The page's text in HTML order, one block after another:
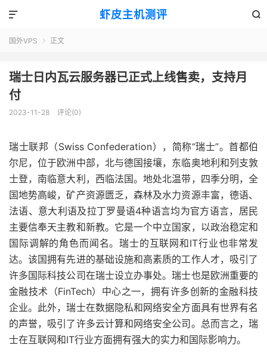
虾皮主机测评 

国外VPS  正文
瑞士日内瓦云服务器已正式上线售卖，支持月
付
2023-11-28 评论(0)
瑞士联邦（Swiss Confederation），简称“瑞士”。首都伯
尔尼，位于欧洲中部，北与德国接壤，东临奥地利和列支敦
士登，南临意大利，西临法国。地处北温带，四季分明，全
国地势高峻，矿产资源匮乏，森林及水力资源丰富，德语、
法语、意大利语及拉丁罗曼语4种语言均为官方语言，居民
主要信奉天主教和新教。它是一个中立国家，以政治稳定和
国际调解的角色而闻名。瑞士的互联网和IT行业也非常发
达。该国拥有先进的基础设施和高素质的工作人才，吸引了
许多国际科技公司在瑞士设立办事处。瑞士也是欧洲重要的
金融技术（FinTech）中心之一，拥有许多创新的金融科技
企业。此外，瑞士在数据隐私和网络安全方面具有世界有名
的声誉，吸引了许多云计算和网络安全公司。总而言之，瑞
士在互联网和IT行业方面拥有强大的实力和国际影响力。